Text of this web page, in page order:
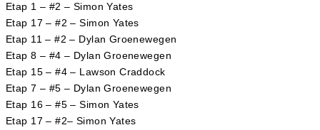
Etap 1 – #2 – Simon Yates
Etap 17 – #2 – Simon Yates
Etap 11 – #2 – Dylan Groenewegen
Etap 8 – #4 – Dylan Groenewegen
Etap 15 – #4 – Lawson Craddock
Etap 7 – #5 – Dylan Groenewegen
Etap 16 – #5 – Simon Yates
Etap 17 – #2– Simon Yates